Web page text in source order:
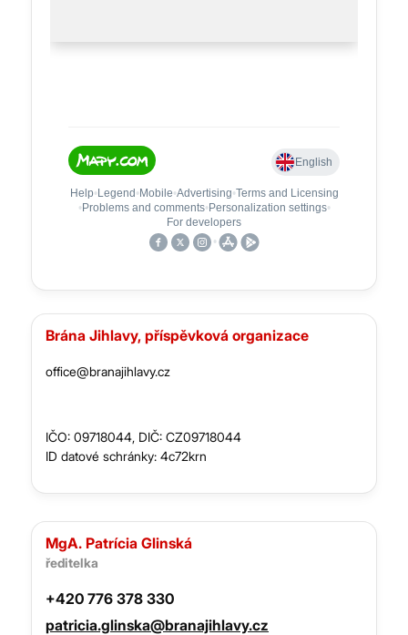
Brána Jihlavy, příspěvková organizace
office@branajihlavy.cz
IČO: 09718044, DIČ: CZ09718044
ID datové schránky: 4c72krn
MgA. Patrícia Glinská
ředitelka
+420 776 378 330
patricia.glinska@branajihlavy.cz